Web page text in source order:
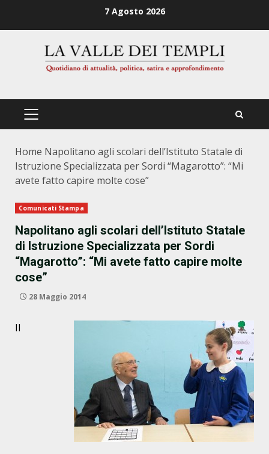
7 Agosto 2026
PRIMÄRES
Home Napolitano agli scolari dell’Istituto Statale di
Istruzione Specializzata per Sordi “Magarotto”: “Mi
avete fatto capire molte cose”
Comunicati Stampa
Napolitano agli scolari dell’Istituto Statale
di Istruzione Specializzata per Sordi
“Magarotto”: “Mi avete fatto capire molte
cose”
28 Maggio 2014
Il